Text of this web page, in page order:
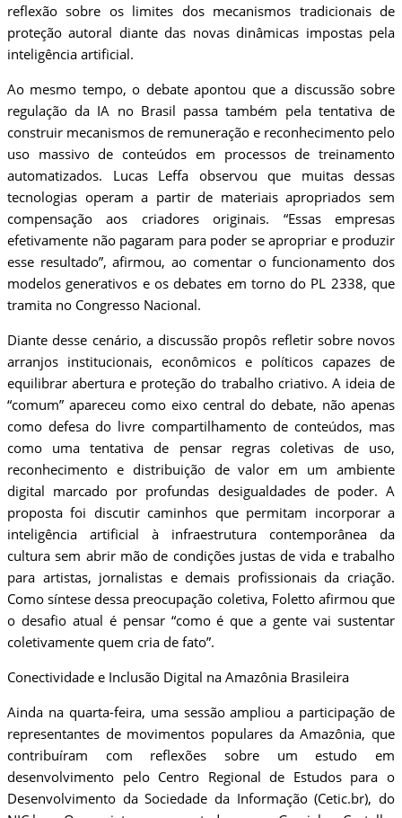
reflexão sobre os limites dos mecanismos tradicionais de
proteção autoral diante das novas dinâmicas impostas pela
inteligência artificial.
Ao mesmo tempo, o debate apontou que a discussão sobre
regulação da IA no Brasil passa também pela tentativa de
construir mecanismos de remuneração e reconhecimento pelo
uso massivo de conteúdos em processos de treinamento
automatizados. Lucas Leffa observou que muitas dessas
tecnologias operam a partir de materiais apropriados sem
compensação aos criadores originais. “Essas empresas
efetivamente não pagaram para poder se apropriar e produzir
esse resultado”, afirmou, ao comentar o funcionamento dos
modelos generativos e os debates em torno do PL 2338, que
tramita no Congresso Nacional.
Diante desse cenário, a discussão propôs refletir sobre novos
arranjos institucionais, econômicos e políticos capazes de
equilibrar abertura e proteção do trabalho criativo. A ideia de
“comum” apareceu como eixo central do debate, não apenas
como defesa do livre compartilhamento de conteúdos, mas
como uma tentativa de pensar regras coletivas de uso,
reconhecimento e distribuição de valor em um ambiente
digital marcado por profundas desigualdades de poder. A
proposta foi discutir caminhos que permitam incorporar a
inteligência artificial à infraestrutura contemporânea da
cultura sem abrir mão de condições justas de vida e trabalho
para artistas, jornalistas e demais profissionais da criação.
Como síntese dessa preocupação coletiva, Foletto afirmou que
o desafio atual é pensar “como é que a gente vai sustentar
coletivamente quem cria de fato”.
Conectividade e Inclusão Digital na Amazônia Brasileira
Ainda na quarta-feira, uma sessão ampliou a participação de
representantes de movimentos populares da Amazônia, que
contribuíram com reflexões sobre um estudo em
desenvolvimento pelo Centro Regional de Estudos para o
Desenvolvimento da Sociedade da Informação (Cetic.br), do